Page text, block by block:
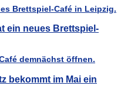
ein neues Brettspiel-
bekommt im Mai ein